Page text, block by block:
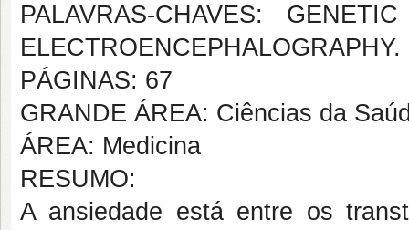
PALAVRAS-CHAVES:
ELECTROENCEPHALOGRAPHY.
PÁGINAS: 67
GRANDE ÁREA: Ciências da
ÁREA: Medicina
RESUMO:
A ansiedade está entre os